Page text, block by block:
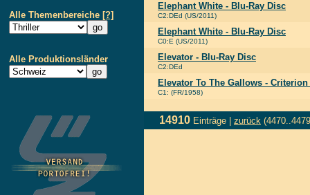
Alle Themenbereiche [?]
Alle Produktionsländer
Elephant White - Blu-Ray Disc
C2:DEd (US/2011)
Elephant White - Blu-Ray Disc
C0:E (US/2011)
Elevator - Blu-Ray Disc
C2:DEd
Elevator To The Gallows -
C1: (FR/1958)
14910 Einträge | zurück